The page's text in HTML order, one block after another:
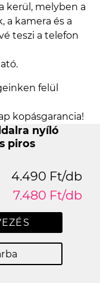
kerül, melyben a
a kamera és a
teszi a telefon
felül
kopásgarancia!
nyíló
piros
4.490 Ft/db
7.480 Ft/db